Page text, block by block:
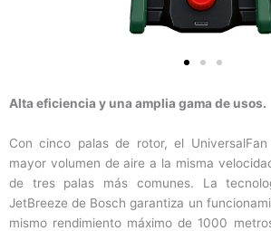
Alta eficiencia y una amplia gama de usos.
Con cinco palas de rotor, el
mayor volumen de aire a la misma
de tres palas más comunes. La
JetBreeze de Bosch garantiza un
mismo rendimiento máximo de 1000